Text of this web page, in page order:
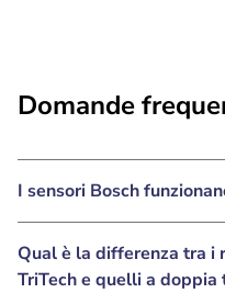
Domande
I sensori Bosch
Qual è la differenza tra i
TriTech e quelli a doppia